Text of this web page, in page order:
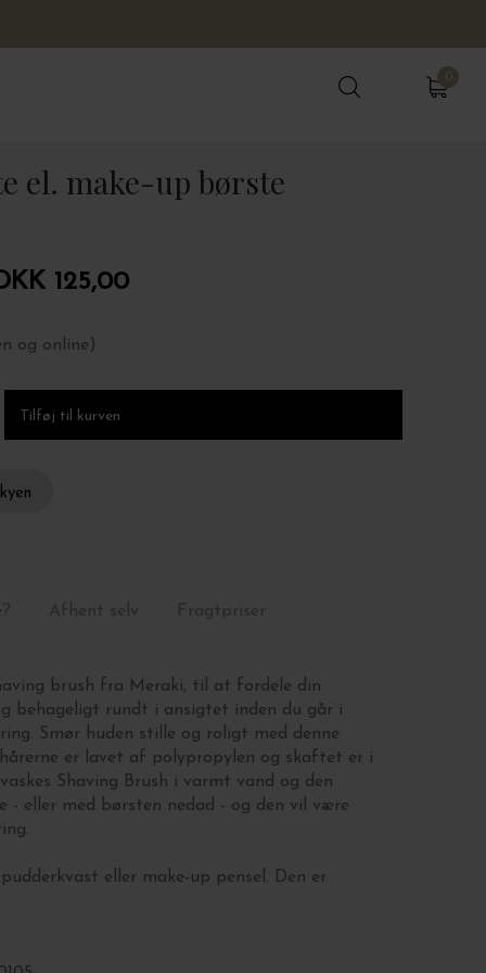
0
el. make-up børste
125,00
og online)
brush fra Meraki, til at fordele din
behageligt rundt i ansigtet inden du går i
Smør huden stille og roligt med denne
er lavet af polypropylen og skaftet er i
Shaving Brush i varmt vand og den
- eller med børsten nedad - og den vil være
eller make-up pensel. Den er